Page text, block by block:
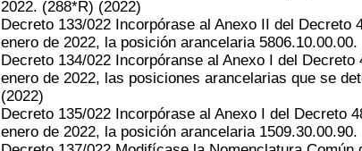
2022. (288*R) (2022)
Decreto 133/022 Incorpórase al Anexo II del Decreto
enero de 2022, la posición arancelaria 5806.10.00.00.
Decreto 134/022 Incorpóranse al Anexo I del Decreto
enero de 2022, las posiciones arancelarias que se
(2022)
Decreto 135/022 Incorpórase al Anexo I del Decreto
enero de 2022, la posición arancelaria 1509.30.00.90.